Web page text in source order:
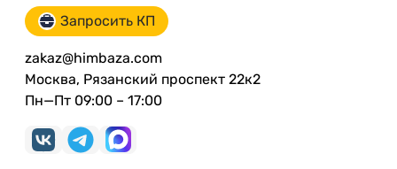
Запросить КП
zakaz@himbaza.com
Москва, Рязанский проспект 22к2
Пн—Пт 09:00 – 17:00